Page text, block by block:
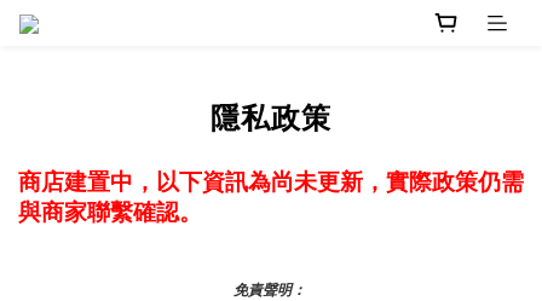
隱私政策
商店建置中，以下資訊為尚未更新，實際政策仍需
與商家聯繫確認。
免責聲明：